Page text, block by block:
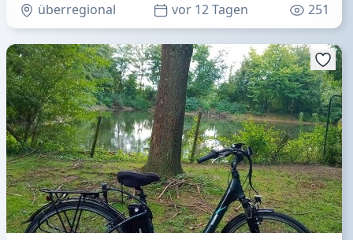
überregional
vor 12 Tagen 251